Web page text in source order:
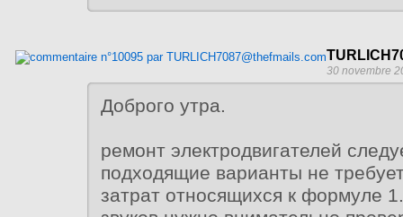
30 novembre
Доброго утра.
ремонт электродвигателей
подходящие варианты не
затрат относящихся к формуле